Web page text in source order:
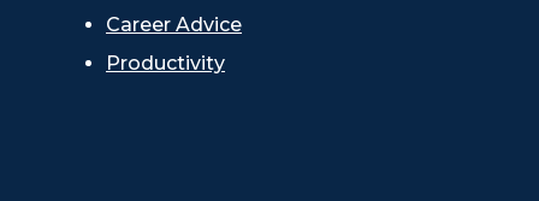
Career Advice
Productivity